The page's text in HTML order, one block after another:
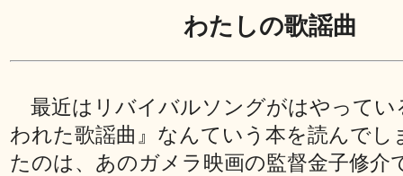
わたしの歌謡曲
最近はリバイバルソングがはやってい
われた歌謡曲』なんていう本を読んでし
たのは、あのガメラ映画の監督金子修介